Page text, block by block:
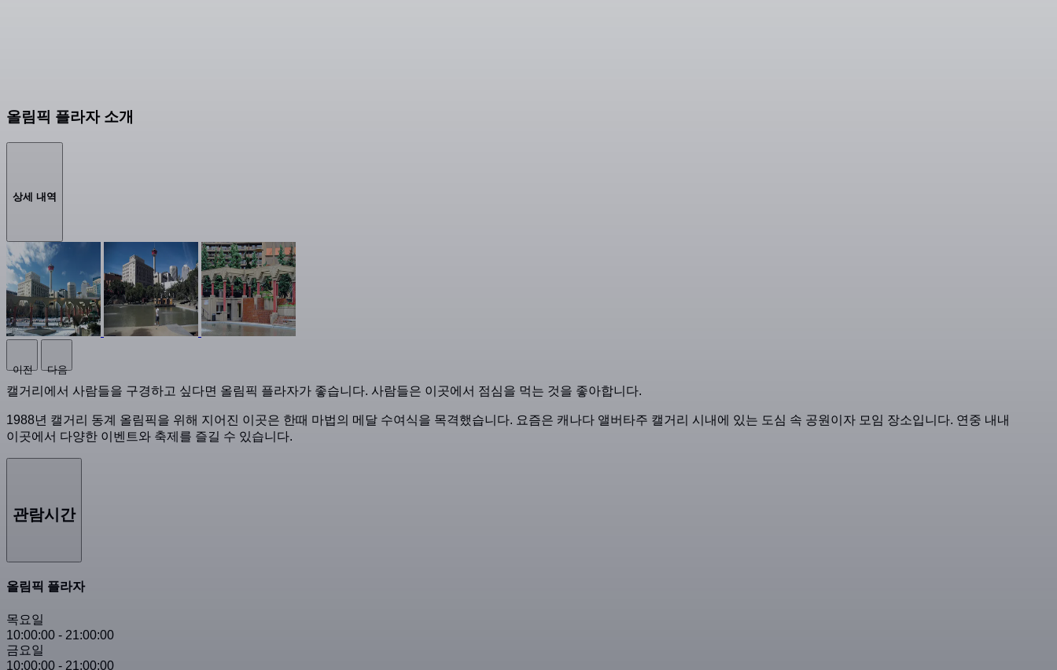
올림픽 플라자 소개
상세 내역
이전 다음
캘거리에서 사람들을 구경하고 싶다면 올림픽 플라자가 좋습니다. 사람들은 이곳에서 점심을 먹는 것을 좋아합니다.
1988년 캘거리 동계 올림픽을 위해 지어진 이곳은 한때 마법의 메달 수여식을 목격했습니다. 요즘은 캐나다 앨버타주 캘거리 시내에 있는 도심 속 공원이자 모임 장소입니다. 연중 내내
이곳에서 다양한 이벤트와 축제를 즐길 수 있습니다.
관람시간
올림픽 플라자
목요일
10:00:00 - 21:00:00
금요일
10:00:00 - 21:00:00